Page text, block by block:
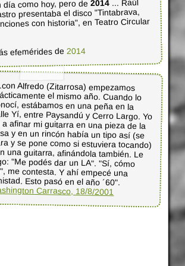
día como hoy, pero de2014 ... Raúl
presentaba el disco "Tintabrava,
con historia", en Teatro Circular
efemérides de 2014
Alfredo (Zitarrosa) empezamos
el mismo año. Cuando lo
estábamos en una peña en la
Yí, entre Paysandú y Cerro Largo. Yo
a afinar mi guitarra en una pieza de la
y en un rincón había un tipo así (se
y se pone como si estuviera tocando)
una guitarra, afinándola también. Le
"Me podés dar un LA". "Sí, cómo
me contesta. Y ahí empecé una
Esto pasó en el año ´60".
Carrasco, 18/8/2001